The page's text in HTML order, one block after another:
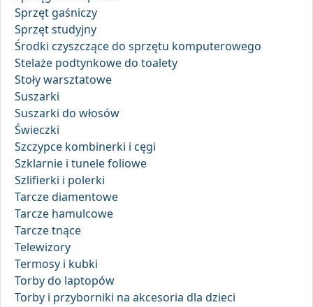
Sprzęt gaśniczy
Sprzęt studyjny
Środki czyszczące do sprzętu komputerowego
Stelaże podtynkowe do toalety
Stoły warsztatowe
Suszarki
Suszarki do włosów
Świeczki
Szczypce kombinerki i cęgi
Szklarnie i tunele foliowe
Szlifierki i polerki
Tarcze diamentowe
Tarcze hamulcowe
Tarcze tnące
Telewizory
Termosy i kubki
Torby do laptopów
Torby i przyborniki na akcesoria dla dzieci